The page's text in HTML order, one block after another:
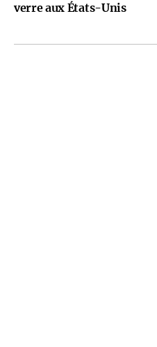
verre aux États-Unis